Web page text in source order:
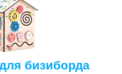
для бизиборда